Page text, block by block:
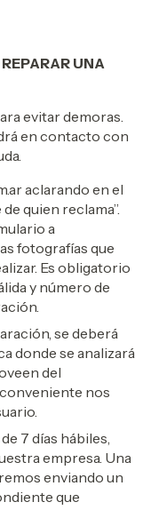
UNA
evitar demoras.
en contacto con
aclarando en el
quien reclama”.
a
fotografías que
Es obligatorio
y número de
se deberá
donde se analizará
del
nos
7 días hábiles,
empresa. Una
enviando un
que